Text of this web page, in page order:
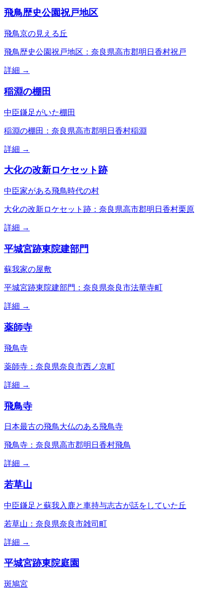
飛鳥歴史公園祝戸地区
飛鳥京の見える丘
飛鳥歴史公園祝戸地区：奈良県高市郡明日香村祝戸
詳細 →
稲淵の棚田
中臣鎌足がいた棚田
稲淵の棚田：奈良県高市郡明日香村稲淵
詳細 →
大化の改新ロケセット跡
中臣家がある飛鳥時代の村
大化の改新ロケセット跡：奈良県高市郡明日香村栗原
詳細 →
平城宮跡東院建部門
蘇我家の屋敷
平城宮跡東院建部門：奈良県奈良市法華寺町
詳細 →
薬師寺
飛鳥寺
薬師寺：奈良県奈良市西ノ京町
詳細 →
飛鳥寺
日本最古の飛鳥大仏のある飛鳥寺
飛鳥寺：奈良県高市郡明日香村飛鳥
詳細 →
若草山
中臣鎌足と蘇我入鹿と車持与志古が話をしていた丘
若草山：奈良県奈良市雑司町
詳細 →
平城宮跡東院庭園
斑鳩宮